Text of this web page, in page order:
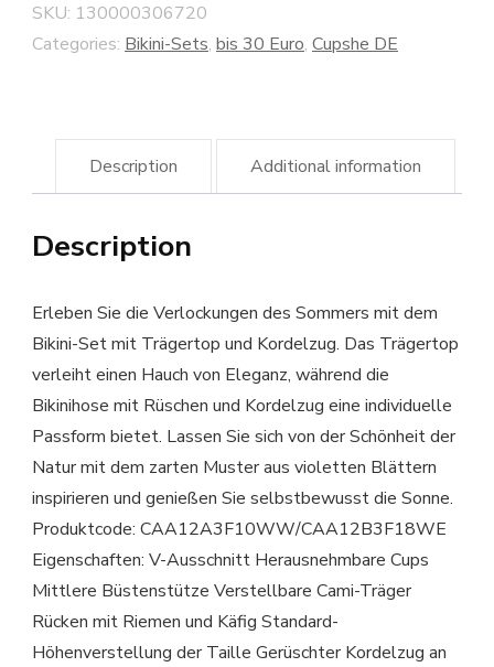
SKU: 130000306720
Categories: Bikini-Sets, bis 30 Euro, Cupshe DE
Description Additional information
Description
Erleben Sie die Verlockungen des Sommers mit dem
Bikini-Set mit Trägertop und Kordelzug. Das Trägertop
verleiht einen Hauch von Eleganz, während die
Bikinihose mit Rüschen und Kordelzug eine individuelle
Passform bietet. Lassen Sie sich von der Schönheit der
Natur mit dem zarten Muster aus violetten Blättern
inspirieren und genießen Sie selbstbewusst die Sonne.
Produktcode: CAA12A3F10WW/CAA12B3F18WE
Eigenschaften: V-Ausschnitt Herausnehmbare Cups
Mittlere Büstenstütze Verstellbare Cami-Träger
Rücken mit Riemen und Käfig Standard-
Höhenverstellung der Taille Gerüschter Kordelzug an